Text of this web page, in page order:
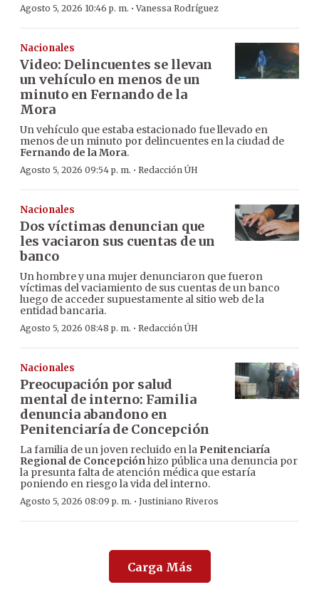
Agosto 5, 2026 10:46 p. m. ·Vanessa Rodríguez
Nacionales
Video: Delincuentes se llevan
un vehículo en menos de un
minuto en Fernando de la
Mora
Un vehículo que estaba estacionado fue llevado en
menos de un minuto por delincuentes en la ciudad de
Fernando de la Mora.
Agosto 5, 2026 09:54 p. m. · Redacción ÚH
Nacionales
Dos víctimas denuncian que
les vaciaron sus cuentas de un
banco
Un hombre y una mujer denunciaron que fueron
víctimas del vaciamiento de sus cuentas de un banco
luego de acceder supuestamente al sitio web de la
entidad bancaria.
Agosto 5, 2026 08:48 p. m. · Redacción ÚH
Nacionales
Preocupación por salud
mental de interno: Familia
denuncia abandono en
Penitenciaría de Concepción
La familia de un joven recluido en la Penitenciaría
Regional de Concepciónhizo pública una denuncia por
la presunta falta de atención médica que estaría
poniendo en riesgo la vida del interno.
Agosto 5, 2026 08:09 p. m. · Justiniano Riveros
Carga Más